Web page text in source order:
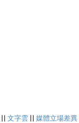
|| 文字雲 || 媒體立場差異